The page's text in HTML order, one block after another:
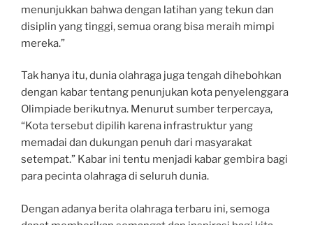
menunjukkan bahwa dengan latihan yang tekun dan
disiplin yang tinggi, semua orang bisa meraih mimpi
mereka.”
Tak hanya itu, dunia olahraga juga tengah dihebohkan
dengan kabar tentang penunjukan kota penyelenggara
Olimpiade berikutnya. Menurut sumber terpercaya,
“Kota tersebut dipilih karena infrastruktur yang
memadai dan dukungan penuh dari masyarakat
setempat.” Kabar ini tentu menjadi kabar gembira bagi
para pecinta olahraga di seluruh dunia.
Dengan adanya berita olahraga terbaru ini, semoga